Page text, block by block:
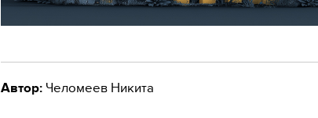
Автор: Челомеев Никита